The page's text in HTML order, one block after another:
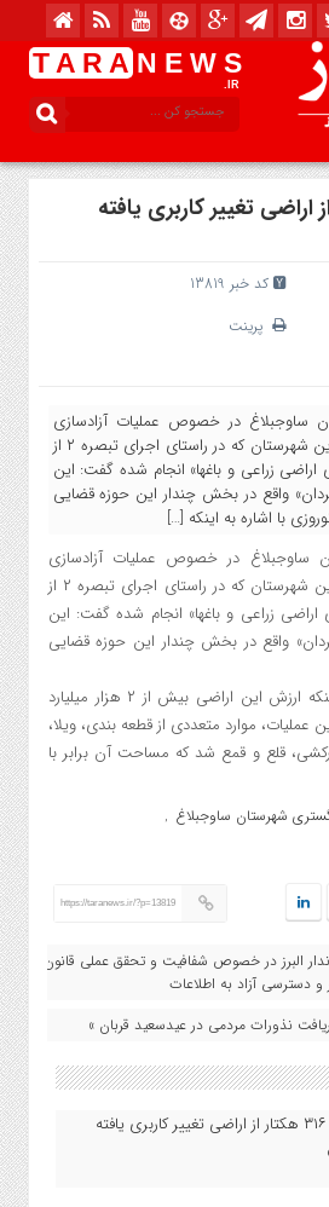
T A R A N E W S
.IR
هکتار از اراضی تغییر کاربری یافته
کد خبر 13819
پرینت
ساوجبلاغ در خصوص عملیات آزادسازی
اراضی تغییر کاربری یافته این شهرستان که در راستای اجرای تبصره ۲ از
اراضی زراعی و باغها» انجام شده گفت: این
واقع در بخش چندار این حوزه قضایی
با اشاره به اینکه […]
ساوجبلاغ در خصوص عملیات آزادسازی
اراضی تغییر کاربری یافته این شهرستان که در راستای اجرای تبصره ۲ از
اراضی زراعی و باغها» انجام شده گفت: این
واقع در بخش چندار این حوزه قضایی
احمد نوروزی با اشاره به اینکه ارزش این اراضی بیش از ۲ هزار میلیارد
عملیات، موارد متعددی از قطعه بندی، ویلا،
قلع و قمع شد که مساحت آن برابر با
شهرستان ساوجبلاغ ,
https://taranews.ir/?p=13819
البرز در خصوص شفافیت و تحقق عملی قانون
و دسترسی آزاد به اطلاعات
نذورات مردمی در عیدسعید قربان »
آزادسازی ۳۱۶ هکتار از اراضی تغییر کاربری یافته